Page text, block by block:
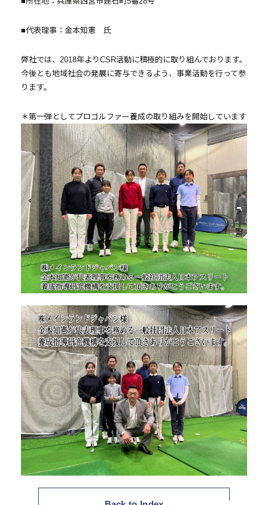
お客様相談室
0120-634-319
受付時間：10:00〜19:00
（土日及び祝日を除く）
■代表理事：金本知憲 氏
弊社では、2018年よりCSR活動に積極的に取り組んでおります。
今後とも地域社会の発展に寄与できるよう、事業活動を行って参
ります。
＊第一弾としてプロゴルファー養成の取り組みを開始しています